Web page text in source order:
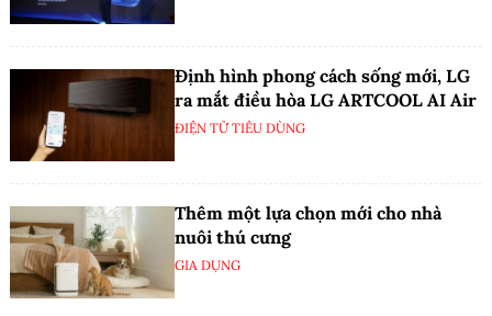
Định hình phong cách sống mới, LG
ra mắt điều hòa LG ARTCOOL AI Air
ĐIỆN TỬ TIÊU DÙNG
Thêm một lựa chọn mới cho nhà
nuôi thú cưng
GIA DỤNG